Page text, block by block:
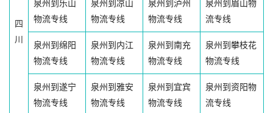
四
川
泉州到乐山
物流专线
泉州到凉山
物流专线
泉州到泸州
物流专线
泉州到眉山物
流专线
泉州到绵阳
物流专线
泉州到内江
物流专线
泉州到南充
物流专线
泉州到攀枝花
物流专线
泉州到遂宁
物流专线
泉州到雅安
物流专线
泉州到宜宾
物流专线
泉州到资阳物
流专线